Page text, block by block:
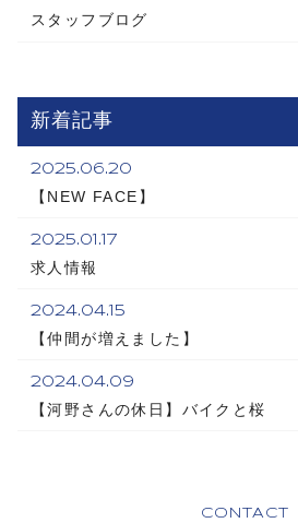
スタッフブログ
新着記事
2025.06.20
【NEW FACE】
2025.01.17
求人情報
2024.04.15
【仲間が増えました】
2024.04.09
【河野さんの休日】バイクと桜
CONTACT